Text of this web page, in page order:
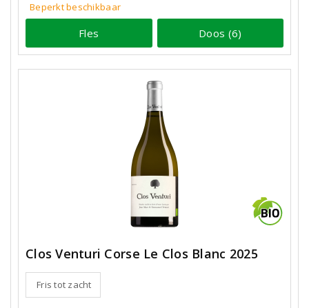
Beperkt beschikbaar
Fles Doos (6)
Clos Venturi Corse Le Clos Blanc 2025
Fris tot zacht